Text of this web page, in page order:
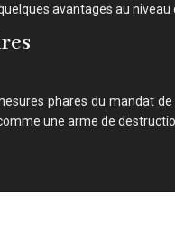
avantages au niveau
phares du mandat
une arme de